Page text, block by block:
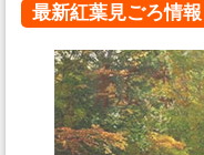
最新紅葉見ごろ情報